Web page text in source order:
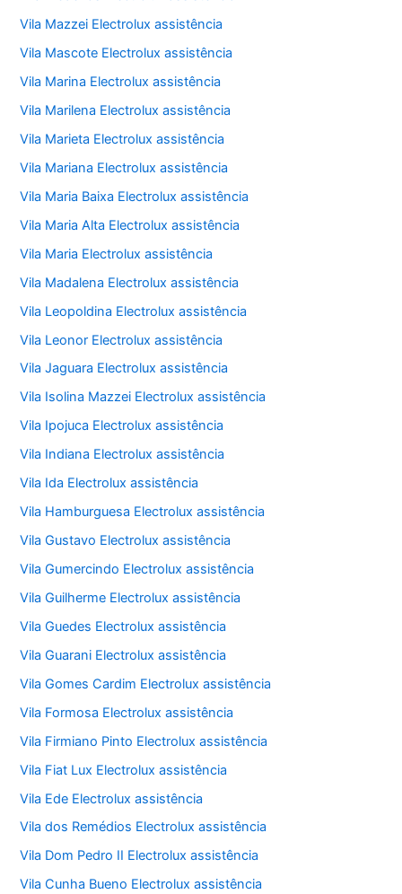
Vila Mazzei Electrolux assistência
Vila Mascote Electrolux assistência
Vila Marina Electrolux assistência
Vila Marilena Electrolux assistência
Vila Marieta Electrolux assistência
Vila Mariana Electrolux assistência
Vila Maria Baixa Electrolux assistência
Vila Maria Alta Electrolux assistência
Vila Maria Electrolux assistência
Vila Madalena Electrolux assistência
Vila Leopoldina Electrolux assistência
Vila Leonor Electrolux assistência
Vila Jaguara Electrolux assistência
Vila Isolina Mazzei Electrolux assistência
Vila Ipojuca Electrolux assistência
Vila Indiana Electrolux assistência
Vila Ida Electrolux assistência
Vila Hamburguesa Electrolux assistência
Vila Gustavo Electrolux assistência
Vila Gumercindo Electrolux assistência
Vila Guilherme Electrolux assistência
Vila Guedes Electrolux assistência
Vila Guarani Electrolux assistência
Vila Gomes Cardim Electrolux assistência
Vila Formosa Electrolux assistência
Vila Firmiano Pinto Electrolux assistência
Vila Fiat Lux Electrolux assistência
Vila Ede Electrolux assistência
Vila dos Remédios Electrolux assistência
Vila Dom Pedro II Electrolux assistência
Vila Cunha Bueno Electrolux assistência